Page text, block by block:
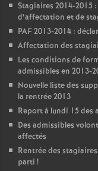
Stagiaires 2014-2015
d’affectation et de
PAF2013-2014 :
Affectation des
Les conditions de
admissibles en 2013-
Nouvelle liste des
la rentrée 2013
Report à lundi 15 des
Des admissibles
affectés
Rentrée des
parti !